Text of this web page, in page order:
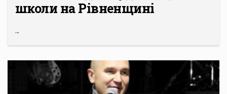
школи на Рівненщині
...